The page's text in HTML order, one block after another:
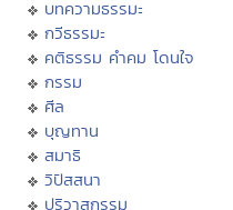
บทความธรรมะ
กวีธรรมะ
คติธรรม คำคม โดนใจ
กรรม
ศีล
บุญทาน
สมาธิ
วิปัสสนา
ปริวาสกรรม